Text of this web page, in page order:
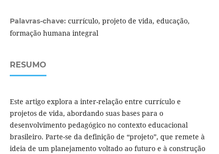
Palavras-chave: currículo, projeto de vida, educação,
formação humana integral
RESUMO
Este artigo explora a inter-relação entre currículo e
projetos de vida, abordando suas bases para o
desenvolvimento pedagógico no contexto educacional
brasileiro. Parte-se da definição de “projeto”, que remete à
ideia de um planejamento voltado ao futuro e à construção